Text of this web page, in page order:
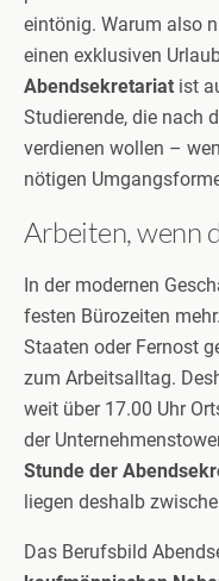
eintönig. Warum also
einen exklusiven
Abendsekretariat ist
Studierende, die nach
verdienen wollen –
nötigen
Arbeiten, wenn
In der modernen
festen Bürozeiten
Staaten oder Fernost
zum Arbeitsalltag.
weit über 17.00 Uhr
der
Stunde der
liegen deshalb
Das Berufsbild